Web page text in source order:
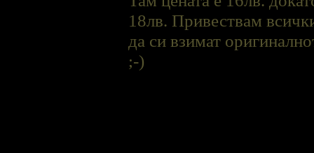
18лв. Привествам
да си взимат
;-)